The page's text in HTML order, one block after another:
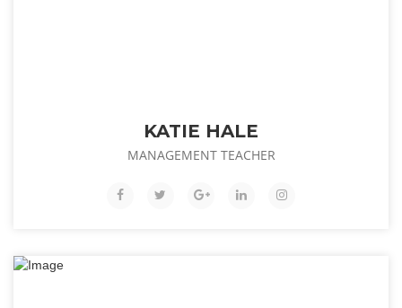
KATIE HALE
MANAGEMENT TEACHER